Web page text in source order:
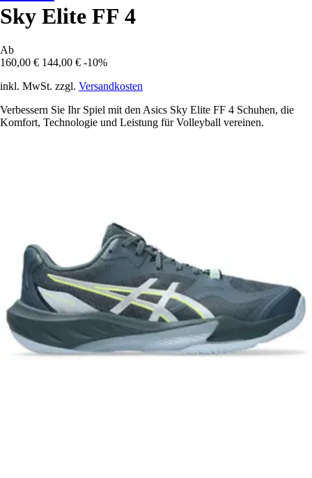
Sky Elite FF 4
Ab
160,00 € 144,00 € -10%
inkl. MwSt. zzgl. Versandkosten
Verbessern Sie Ihr Spiel mit den Asics Sky Elite FF 4 Schuhen, die
Komfort, Technologie und Leistung für Volleyball vereinen.